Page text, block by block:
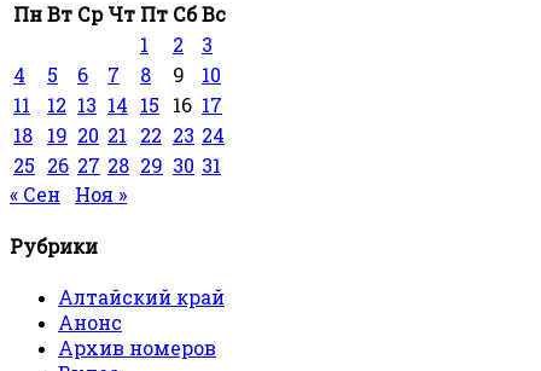
ПнВт Ср Чт Пт СбВс
1
2
3
4
5 6 7 8 9
10
11
12 13 14 15 16 17
18
19 20 21 22 23 24
25 26 27 28 29 30 31
« Сен
Ноя »
Рубрики
Алтайский край
Анонс
Архив номеров